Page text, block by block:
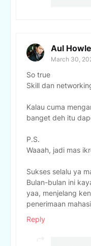
Aul
March 30,
So true
Skill dan
Kalau cuma
banget deh itu
P.S.
Waaah, jadi mas
Sukses selalu ya
Bulan-bulan ini
yaa, menjelang
penerimaan
Reply